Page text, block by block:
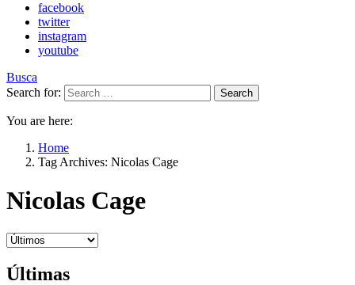
facebook
twitter
instagram
youtube
Busca
Search for:
Search
You are here:
Home
Tag Archives: Nicolas Cage
Nicolas Cage
Últimas